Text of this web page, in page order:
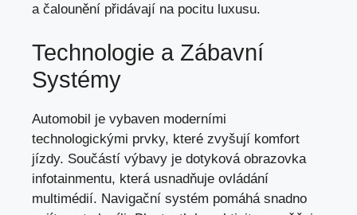
a čalounění přidávají na pocitu luxusu.
Technologie a Zábavní
Systémy
Automobil je vybaven moderními
technologickými prvky, které zvyšují komfort
jízdy. Součástí výbavy je dotyková obrazovka
infotainmentu, která usnadňuje ovládání
multimédií. Navigační systém pomáhá snadno